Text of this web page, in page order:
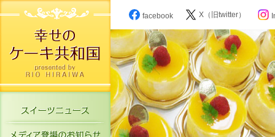
スイーツニュース
メディア登場のお知らせ
facebook X（旧twitter）